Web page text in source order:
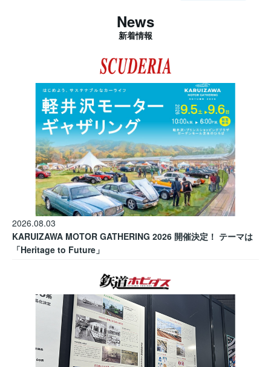
News
新着情報
2026.08.03
KARUIZAWA MOTOR GATHERING 2026 開催決定！ テーマは
「Heritage to Future」